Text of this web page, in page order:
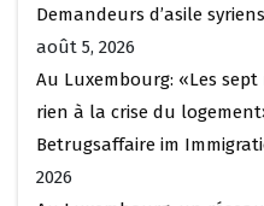
Demandeurs d’asile
août 5, 2026
Au Luxembourg: «Les
rien à la crise du
Betrugsaffaire im
2026